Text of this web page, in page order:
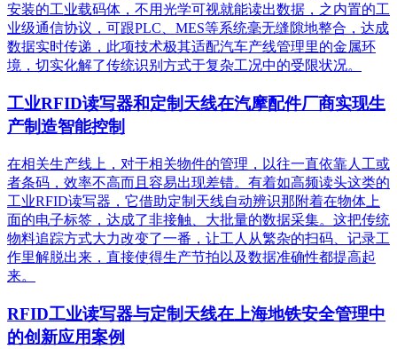
安装的工业载码体，不用光学可视就能读出数据，之内置的工
业级通信协议，可跟PLC、MES等系统毫无缝隙地整合，达成
数据实时传递，此项技术极其适配汽车产线管理里的金属环
境，切实化解了传统识别方式于复杂工况中的受限状况。
工业RFID读写器和定制天线在汽摩配件厂商实现生
产制造智能控制
在相关生产线上，对于相关物件的管理，以往一直依靠人工或
者条码，效率不高而且容易出现差错。有着如高频读头这类的
工业RFID读写器，它借助定制天线自动辨识那附着在物体上
面的电子标签，达成了非接触、大批量的数据采集。这把传统
物料追踪方式大力改变了一番，让工人从繁杂的扫码、记录工
作里解脱出来，直接使得生产节拍以及数据准确性都提高起
来。
RFID工业读写器与定制天线在上海地铁安全管理中
的创新应用案例